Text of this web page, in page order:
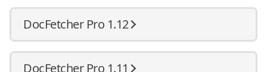
DocFetcher Pro 1.12
DocFetcher Pro 1.11